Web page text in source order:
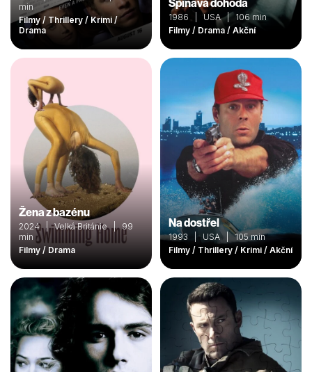
min
Filmy / Thrillery / Krimi /
Drama
1986 | USA | 106 min
Filmy / Drama / Akční
Žena z bazénu
2024 | Velká Británie | 99
min
Filmy / Drama
Na dostřel
1993 | USA | 105 min
Filmy / Thrillery / Krimi / Akční